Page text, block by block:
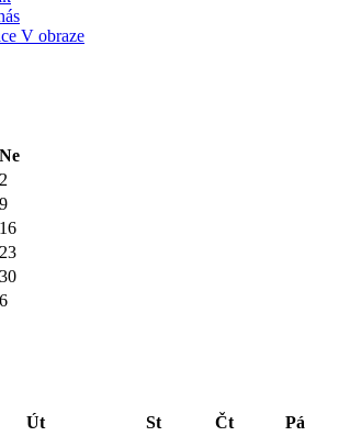
V obraze
Ne
2
9
16
23
30
6
Út St Čt
Pá